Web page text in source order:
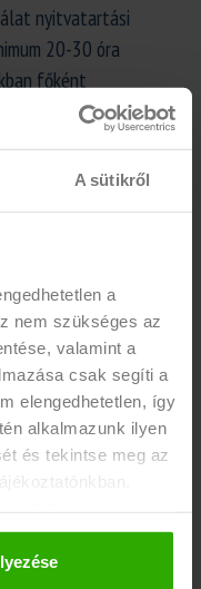
A sütikről
a
nem szükséges az
valamint a
csak segíti a
elengedhetetlen, így
alkalmazunk ilyen
és tekintse meg az
található "Süti
nyitvatartási
20-30 óra
főként
Betanulás után
vagy 25 éves kor
(mindkét nyelv
vállalása